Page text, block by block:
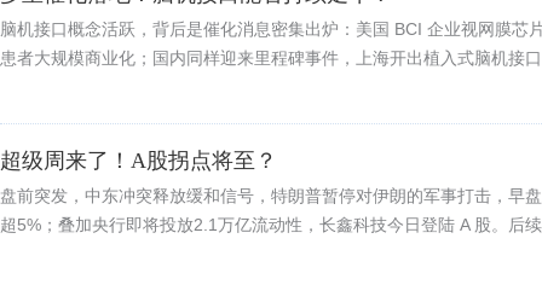
脑机接口概念活跃，背后是催化消息密集出炉：美国 BCI 企业视网膜芯
患者大规模商业化；国内同样迎来里程碑事件，上海开出植入式脑机接
超级周来了！A股拐点将至？
盘前突发，中东冲突释放缓和信号，特朗普暂停对伊朗的军事打击，早
超5%；叠加央行即将投放2.1万亿流动性，长鑫科技今日登陆 A 股。后